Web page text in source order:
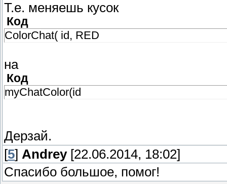
write_string(msg);
message_end();
}
}
}
Т.е. меняешь кусок
Код
ColorChat( id, RED
на
Код
myChatColor(id
Дерзай.
[5] Andrey[22.06.2014, 18:02]
Спасибо большое, помог!